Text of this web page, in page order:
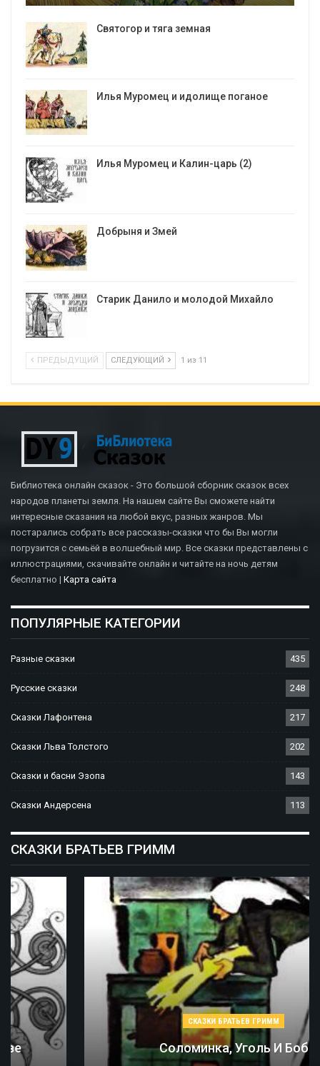
Святогор и тяга земная
Илья Муромец и идолище поганое
Илья Муромец и Калин-царь (2)
Добрыня и Змей
Старик Данило и молодой Михайло
ПРЕДЫДУЩИЙ СЛЕДУЮЩИЙ 1 из 11
Библиотека онлайн сказок - Это большой сборник сказок всех
народов планеты земля. На нашем сайте Вы сможете найти
интересные сказания на любой вкус, разных жанров. Мы
постарались собрать все рассказы-сказки что бы Вы могли
погрузится с семьёй в волшебный мир. Все сказки представлены с
иллюстрациями, скачивайте онлайн и читайте на ночь детям
бесплатно | Карта сайта
ПОПУЛЯРНЫЕ КАТЕГОРИИ
Разные сказки 435
Русские сказки 248
Сказки Лафонтена 217
Сказки Льва Толстого 202
Сказки и басни Эзопа 143
Сказки Андерсена 113
СКАЗКИ БРАТЬЕВ ГРИММ
СКАЗКИ БРАТЬЕВ ГРИММ
Соломинка, Уголь И Боб